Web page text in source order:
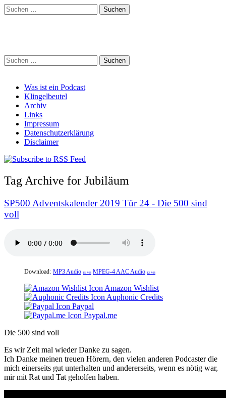
Suchen
nach:
Suchen
nach:
Main
menu
Skip
content
Was ist ein Podcast
Klingelbeutel
Archiv
Links
Impressum
Datenschutzerklärung
Disclaimer
Tag Archive for Jubiläum
SP500 Adventskalender 2019 Tür 24 - Die 500 sind
voll
Download: MP3 Audio 15 MB MPEG-4 AAC Audio 12 MB
Amazon Wishlist
Auphonic Credits
Paypal
Paypal.me
Die 500 sind voll
Es wir Zeit mal wieder Danke zu sagen.
Ich Danke meinen treuen Hörern, den vielen anderen Podcaster die
mich einerseits gut unterhalten und andererseits, wenn es nötig war,
mir mit Rat und Tat geholfen haben.